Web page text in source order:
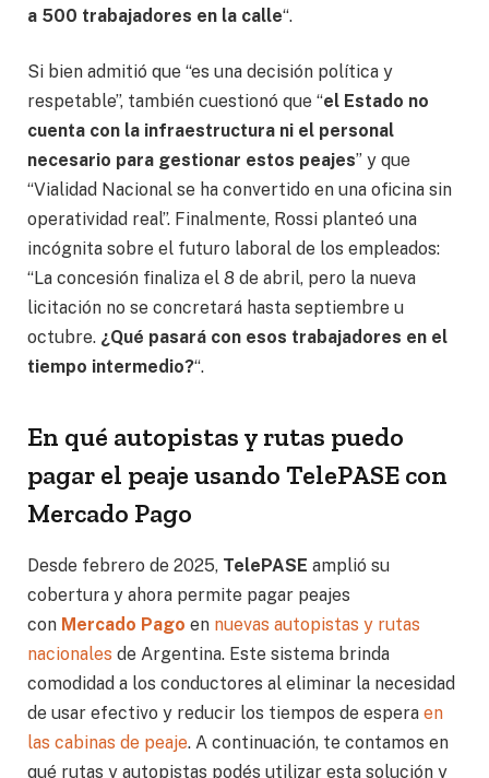
a 500 trabajadores en la calle“.
Si bien admitió que “es una decisión política y
respetable”, también cuestionó que “el Estado no
cuenta con la infraestructura ni el personal
necesario para gestionar estos peajes” y que
“Vialidad Nacional se ha convertido en una oficina sin
operatividad real”. Finalmente, Rossi planteó una
incógnita sobre el futuro laboral de los empleados:
“La concesión finaliza el 8 de abril, pero la nueva
licitación no se concretará hasta septiembre u
octubre. ¿Qué pasará con esos trabajadores en el
tiempo intermedio?“.
En qué autopistas y rutas puedo
pagar el peaje usando TelePASE con
Mercado Pago
Desde febrero de 2025, TelePASE amplió su
cobertura y ahora permite pagar peajes
con Mercado Pago en nuevas autopistas y rutas
nacionales de Argentina. Este sistema brinda
comodidad a los conductores al eliminar la necesidad
de usar efectivo y reducir los tiempos de espera en
las cabinas de peaje. A continuación, te contamos en
qué rutas y autopistas podés utilizar esta solución y